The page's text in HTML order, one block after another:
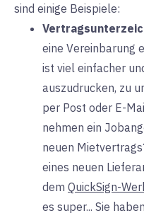
sind einige Beispiele:
eine Vereinbarung
ist viel einfacher
auszudrucken, zu
per Post oder E-
nehmen ein
neuen
eines neuen
dem QuickSign-
es super... Sie